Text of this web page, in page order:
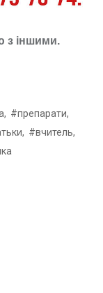
з іншими.
#препарати,
#вчитель,